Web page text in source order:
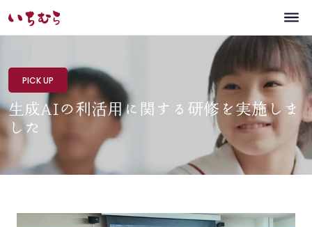
PICK UP
生成AIの利活用に関する研修を実施しま
した